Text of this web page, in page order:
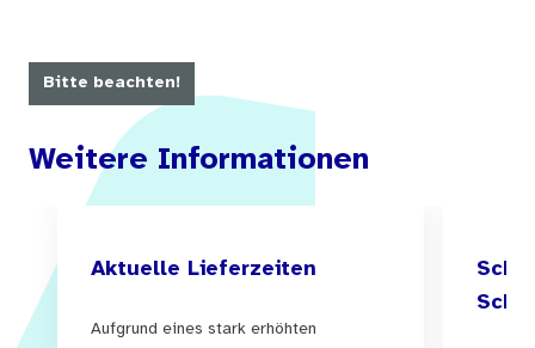
Bitte beachten!
Weitere Informationen
Aktuelle Lieferzeiten
Aufgrund eines stark erhöhten